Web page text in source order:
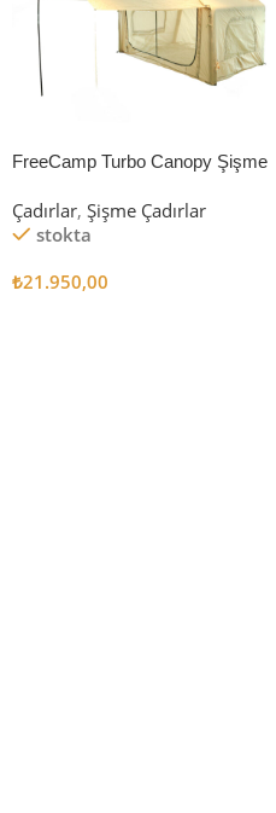
FreeCamp Turbo Canopy Şişme
Çadırlar, Şişme Çadırlar
stokta
₺21.950,00